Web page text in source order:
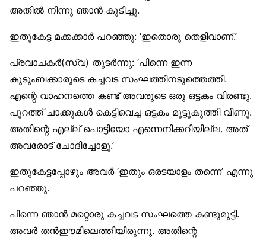
അതിൽ നിന്നു ഞാൻ കുടിച്ചു.
ഇതുകേട്ട മക്കക്കാർ പറഞ്ഞു: ‘ഇതൊരു തെളിവാണ്.’
പ്രവാചകർ(സ്വ) തുടർന്നു: ‘പിന്നെ ഇന്ന
കുടുംബക്കാരുടെ കച്ചവട സംഘത്തിനടുത്തെത്തി.
എന്റെ വാഹനത്തെ കണ്ട് അവരുടെ ഒരു ഒട്ടകം വിരണ്ടു.
പുറത്ത് ചാക്കുകൾ കെട്ടിവെച്ച ഒട്ടകം മുട്ടുകുത്തി വീണു.
അതിന്റെ എല്ല് പൊട്ടിയോ എന്നെനിക്കറിയില്ല. അത്
അവരോട് ചോദിച്ചോളൂ.’
ഇതുകേട്ടപ്പോഴും അവർ ‘ഇതും ഒരടയാളം തന്നെ’ എന്നു
പറഞ്ഞു.
പിന്നെ ഞാൻ മറ്റൊരു കച്ചവട സംഘത്തെ കണ്ടുമുട്ടി.
അവർ തൻഈമിലെത്തിയിരുന്നു. അതിന്റെ